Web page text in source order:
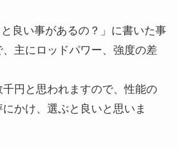
と良い事があるの？」に書いた事
主にロッドパワー、強度の差
円と思われますので、性能の
かけ、選ぶと良いと思いま